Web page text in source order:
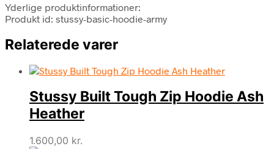
Yderlige produktinformationer:
Produkt id: stussy-basic-hoodie-army
Relaterede varer
Stussy Built Tough Zip Hoodie Ash
Heather
1.600,00 kr.